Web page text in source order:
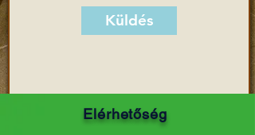
Küldés
Elérhetőség